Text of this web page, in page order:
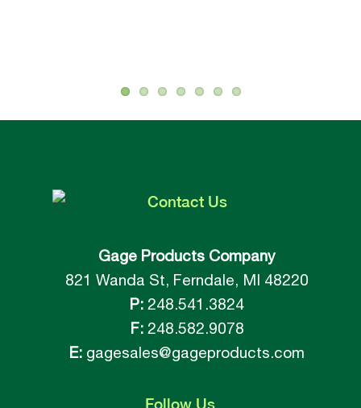
ContactUs
Gage Products Company
821 Wanda St, Ferndale, MI 48220
P: 248.541.3824
F:248.582.9078
E: gagesales@gageproducts.com
Follow Us